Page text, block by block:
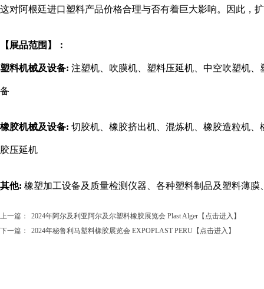
这对阿根廷进口塑料产品价格合理与否有着巨大影响。因此，
【展品范围】：
塑料机械及设备: 注塑机、吹膜机、塑料压延机、中空吹塑机
备
橡胶机械及设备: 切胶机、橡胶挤出机、混炼机、橡胶造粒机
胶压延机
其他: 橡塑加工设备及质量检测仪器、各种塑料制品及塑料薄
上一篇：
2024年阿尔及利亚阿尔及尔塑料橡胶展览会 Plast Alger【点击进入】
下一篇：
2024年秘鲁利马塑料橡胶展览会 EXPOPLAST PERU【点击进入】